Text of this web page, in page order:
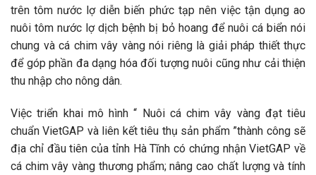
trên tôm nước lợ diễn biến phức tạp nên việc tận dụng ao
nuôi tôm nước lợ dịch bệnh bị bỏ hoang để nuôi cá biển nói
chung và cá chim vây vàng nói riêng là giải pháp thiết thực
để góp phần đa dạng hóa đối tượng nuôi cũng như cải thiện
thu nhập cho nông dân.
Việc triển khai mô hình “ Nuôi cá chim vây vàng đạt tiêu
chuẩn VietGAP và liên kết tiêu thụ sản phẩm ”thành công sẽ
địa chỉ đầu tiên của tỉnh Hà Tĩnh có chứng nhận VietGAP về
cá chim vây vàng thương phẩm; nâng cao chất lượng và tính